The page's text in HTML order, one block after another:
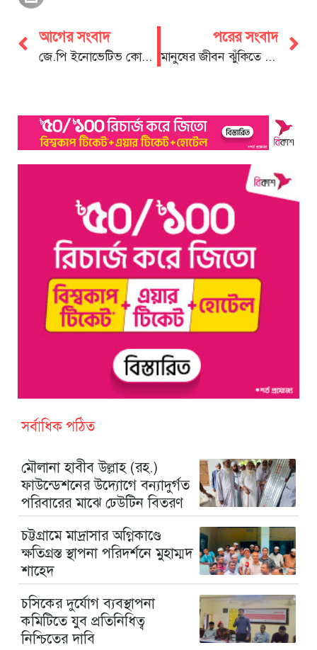
আগের সংবাদ
জে.পি ইনোভেটিভ কোচিং এর জুনিয়র বৃত্তি প্রাপ্ত শিক্ষার্থী ও অভিভাবকদের সম্মানার্থে ইফতার মাহফিল
পরের সংবাদ
মানুষের জীবন ঝুঁকিতে পড়তে দেব না: চট্টগ্রাম ডিসি
সর্বাধিক পঠিত
মৌলানা হাবীব উল্লাহ (রহ.)
ফাউন্ডেশনের উদ্যোগে বন্যাদুর্গত
পরিবারের মাঝে ঢেউটিন বিতরণ
চট্টগ্রামে মাদ্রাসার অগ্নিকাণ্ডে
ক্ষতিগ্রস্ত স্থাপনা পরিদর্শনে মুহাম্মদ
শাহেদ
চসিকের দুর্যোগ ব্যবস্থাপনা
কমিটিতে যুব প্রতিনিধিত্ব
নিশ্চিতের দাবি